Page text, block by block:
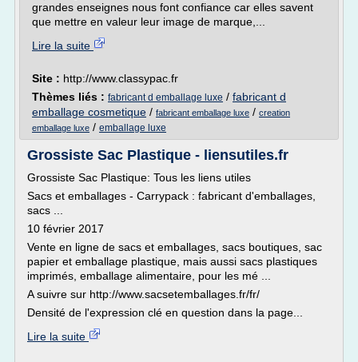
grandes enseignes nous font confiance car elles savent
que mettre en valeur leur image de marque,...
Lire la suite
Site : http://www.classypac.fr
Thèmes liés : fabricant d emballage luxe / fabricant d
emballage cosmetique / fabricant emballage luxe / creation
emballage luxe / emballage luxe
Grossiste Sac Plastique - liensutiles.fr
Grossiste Sac Plastique: Tous les liens utiles
Sacs et emballages - Carrypack : fabricant d'emballages,
sacs ...
10 février 2017
Vente en ligne de sacs et emballages, sacs boutiques, sac
papier et emballage plastique, mais aussi sacs plastiques
imprimés, emballage alimentaire, pour les mé ...
A suivre sur http://www.sacsetemballages.fr/fr/
Densité de l'expression clé en question dans la page...
Lire la suite